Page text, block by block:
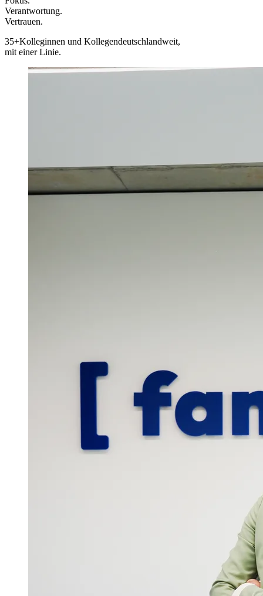
Verantwortung.
Vertrauen.
35+Kolleginnen und Kollegendeutschlandweit,
mit einer Linie.